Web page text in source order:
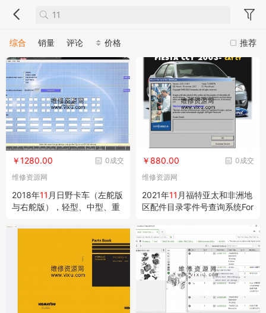
推荐
综合 销量 评论 价格
0成交
￥1280.00
维修资源网
2018年11 月日野卡车（左舵版
与右舵版），轻型、中型、重
查询系统
0成交
￥880.00
维修资源网
2021年11 月福特亚太和非洲地
区配件目录零件号查询系统For